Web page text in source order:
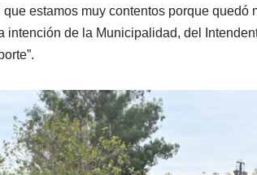
que estamos muy contentos porque
intención de la Municipalidad, del